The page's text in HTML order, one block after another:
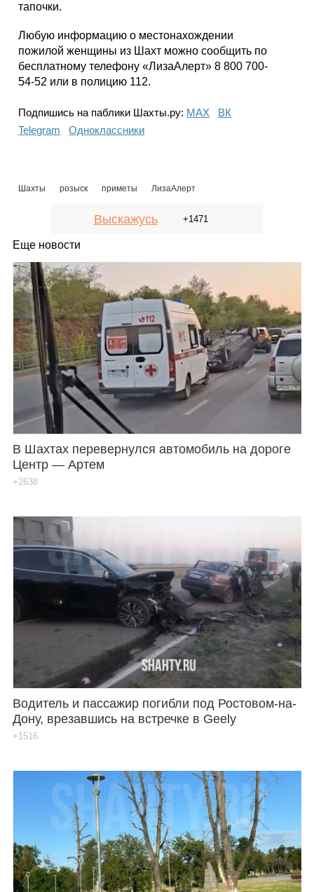
тапочки.
Любую информацию о местонахождении
пожилой женщины из Шахт можно сообщить по
бесплатному телефону «ЛизаАлерт» 8 800 700-
54-52 или в полицию 112.
Подпишись на паблики Шахты.ру: МАХ
ВК
Telegram
Одноклассники
Шахты розыск приметы ЛизаАлерт
Выскажусь +1471
Еще новости
В Шахтах перевернулся автомобиль на дороге
Центр — Артем
+2638
Водитель и пассажир погибли под Ростовом-на-
Дону, врезавшись на встречке в Geely
+1516